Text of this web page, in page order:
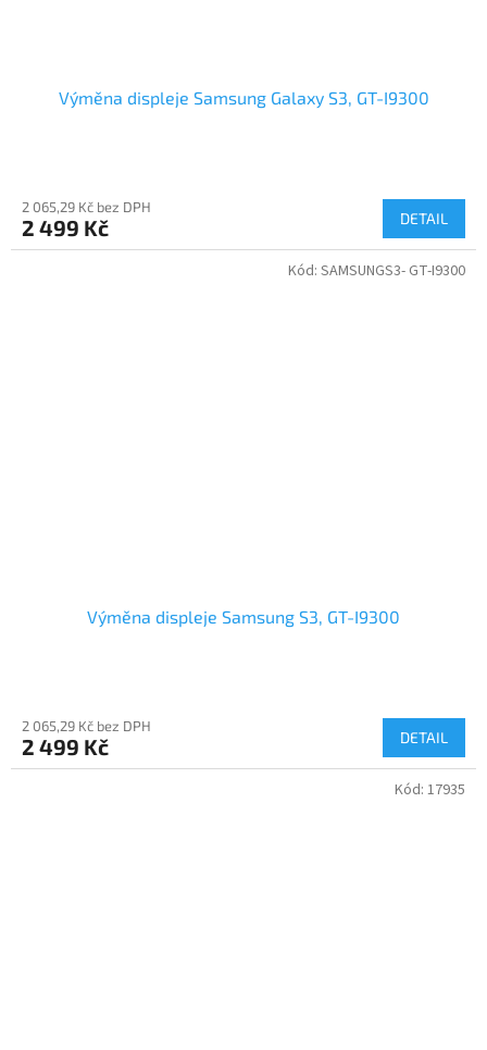
Výměna displeje Samsung Galaxy S3, GT-I9300
2 065,29 Kč bez DPH
2 499 Kč DETAIL
Výměna displeje Samsung S3, GT-I9300
2 065,29 Kč bez DPH
2 499 Kč DETAIL
Kód: SAMSUNGS3- GT-I9300
Kód: 17935